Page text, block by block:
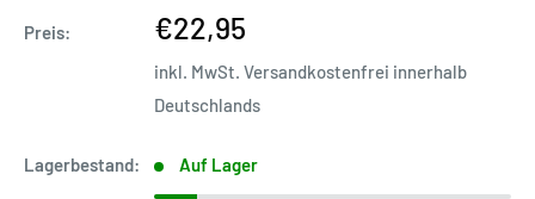
Preis: Sonderpreis
€22,95
inkl. MwSt. Versandkostenfrei innerhalb
Deutschlands
Lagerbestand: Auf Lager